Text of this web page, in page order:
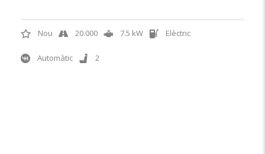
Nou 20.000 7.5 kW Elèctric
Automàtic 2